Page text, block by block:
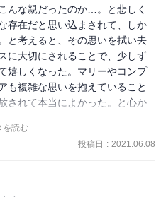
んな親だったのか…。と悲しく
存在だと思い込まされて、しか
と考えると、その思いを拭い去
に大切にされることで、少しず
嬉しくなった。マリーやコンプ
も複雑な思いを抱えていること
されて本当によかった。と心か
を読む
投稿日 : 2021.06.08